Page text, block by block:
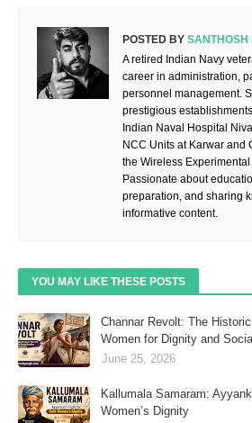
POSTED BY SANTHOSH
A retired Indian Navy
career in administration,
personnel management.
prestigious
Indian Naval Hospital
NCC Units at Karwar and
the Wireless
Passionate about
preparation, and sharing
informative content.
YOU MAY LIKE THESE POSTS
Channar Revolt: The
Women for Dignity and
June 25, 2026
Kallumala Samaram:
Women’s Dignity